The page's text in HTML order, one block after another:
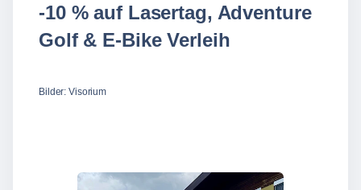
-10 % auf Lasertag, Adventure
Golf & E-Bike Verleih
Bilder: Visorium